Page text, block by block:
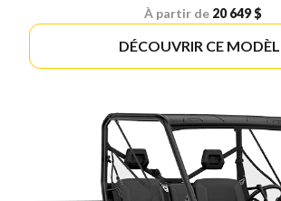
À partir de 20 649 $
DÉCOUVRIR CE